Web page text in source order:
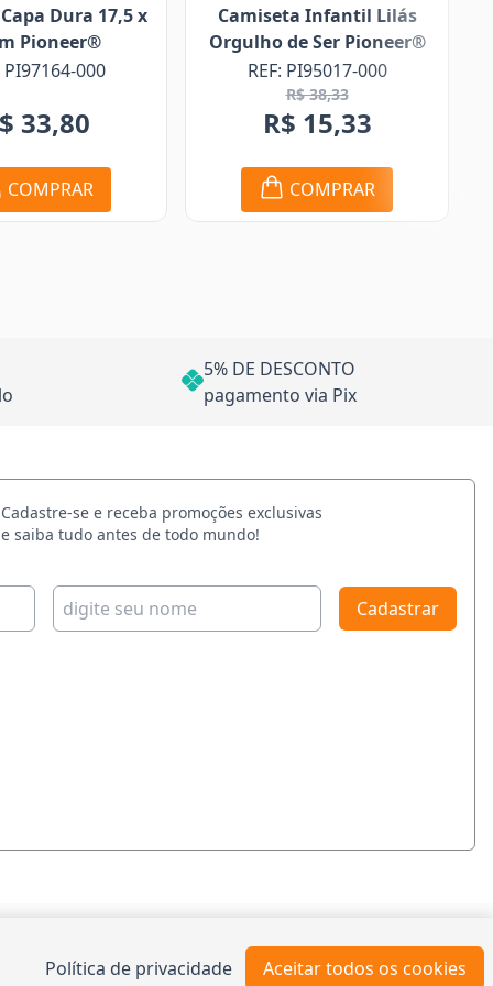
Infantil Lilás
de Ser Pioneer®
PI95017-000
R$ 15,33
COMPRAR
Caneta Touch Brevant®
Sementes
REF: BT77229-000
R$ 11,49
COMPRAR
5% DE DESCONTO
pagamento via Pix
Cadastre-se e receba promoções exclusivas
e saiba tudo antes de todo mundo!
Cadastrar
Política de privacidade Aceitar todos os cookies